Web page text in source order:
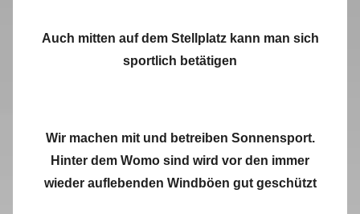
Auch mitten auf dem Stellplatz kann man sich
sportlich betätigen
Wir machen mit und betreiben Sonnensport.
Hinter dem Womo sind wird vor den immer
wieder auflebenden Windböen gut geschützt